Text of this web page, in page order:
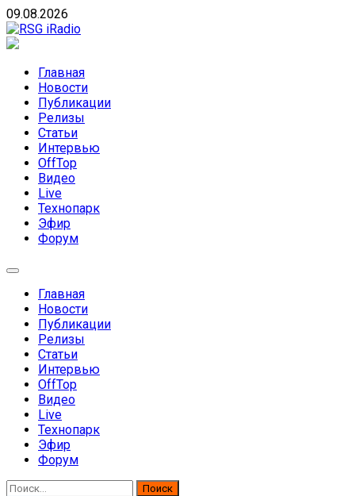
Skip
to
content
09.08.2026
направлений без возрастных ограничений
Главная
Новости
Публикации
Релизы
Статьи
Интервью
OffTop
Видео
Live
Технопарк
Эфир
Форум
Главная
Новости
Публикации
Релизы
Статьи
Интервью
OffTop
Видео
Live
Технопарк
Эфир
Форум
Найти: